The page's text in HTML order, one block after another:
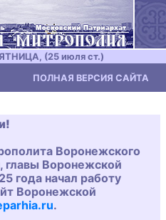
(25 июля ст.)
ПОЛНАЯ ВЕРСИЯ САЙТА
Воронежского
главы Воронежской
года начал работу
Воронежской
.